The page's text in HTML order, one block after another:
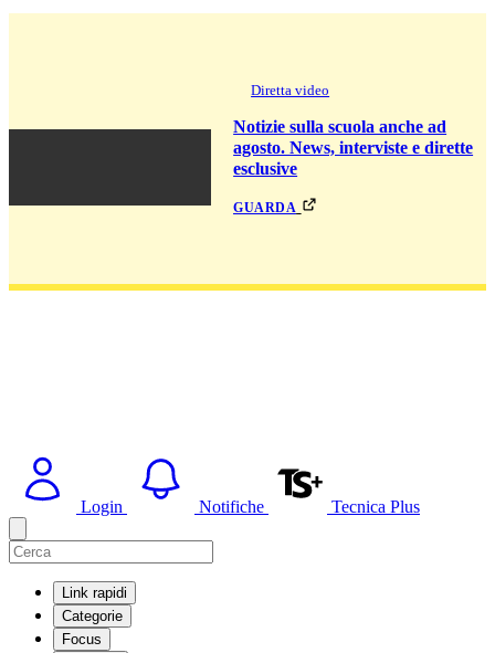
Diretta video
Notizie sulla scuola anche ad
agosto. News, interviste e dirette
esclusive
guarda
Login Notifiche Tecnica Plus
Link rapidi
Categorie
Focus